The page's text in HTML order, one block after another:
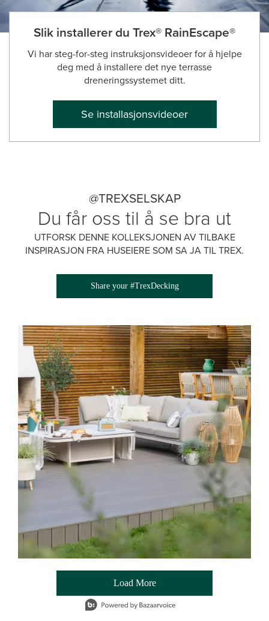
Slik installerer du Trex® RainEscape®
Vi har steg-for-steg instruksjonsvideoer for å hjelpe
deg med å installere det nye terrasse
dreneringssystemet ditt.
Se installasjonsvideoer
@TREXSELSKAP
Du får oss til å se bra ut
UTFORSK DENNE KOLLEKSJONEN AV TILBAKE
INSPIRASJON FRA HUSEIERE SOM SA JA TIL TREX.
Share your #TrexDecking
Media Gallery
Load More
- Media Gallery
1 of 54 total items loaded in Media Gallery